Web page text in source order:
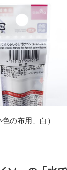
の布用、白）